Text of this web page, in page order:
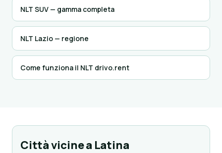
NLT SUV — gamma completa
NLT Lazio — regione
Come funziona il NLT drivo.rent
Città vicine a Latina